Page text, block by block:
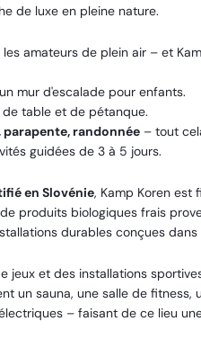
de luxe en pleine nature.
amateurs de plein air – et
mur d'escalade pour enfants.
table et de pétanque.
parapente, randonnée – tout
guidées de 3 à 5 jours.
en Slovénie, Kamp Koren est
produits biologiques frais
durables conçues
jeux et des installations
un sauna, une salle de fitness,
– faisant de ce lieu